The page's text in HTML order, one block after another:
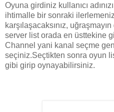
Oyuna girdiniz kullanıcı
ihtimalle bir sonraki
karşılaşacaksınız,
server list orada en üsttekine
Channel yani kanal seçme
seçiniz.Seçtikten sonra oyun
gibi girip oynayabilirsiniz.